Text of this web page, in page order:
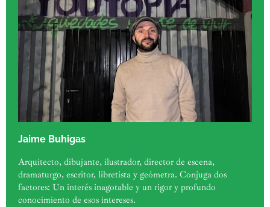
Jaime Buhigas
Arquitecto, dibujante, ilustrador, director de escena,
dramaturgo, escritor, libretista y geómetra. Conjuga dos
factores: Un interés inagotable y un rigor y profundo
conocimiento de esos intereses.